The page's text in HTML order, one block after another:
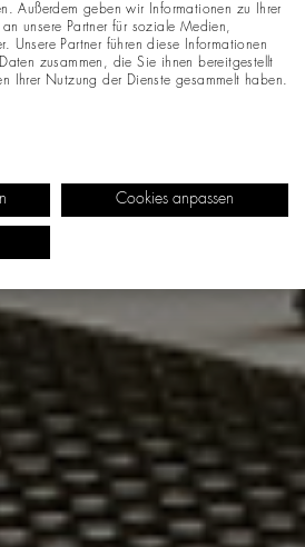
Außerdem geben wir Informationen zu Ihrer
unsere Partner für soziale Medien,
Unsere Partner führen diese Informationen
zusammen, die Sie ihnen bereitgestellt
Ihrer Nutzung der Dienste gesammelt haben.
Cookies anpassen